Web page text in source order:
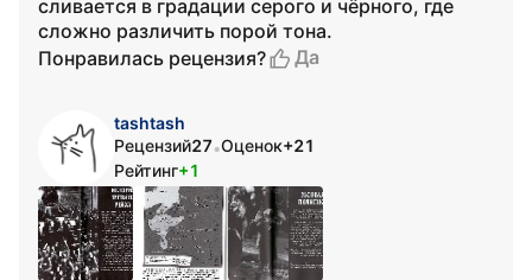
сливается в градации серого и чёрного, где
сложно различить порой тона.
Понравилась рецензия?
Да
tashtash
Рецензий27•Оценок+21
Рейтинг+1